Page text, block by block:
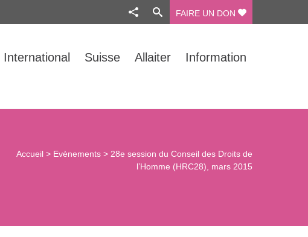
FAIRE UN DON
International Suisse Allaiter Information
Accueil > Evènements > 28e session du Conseil des Droits de
l’Homme (HRC28), mars 2015